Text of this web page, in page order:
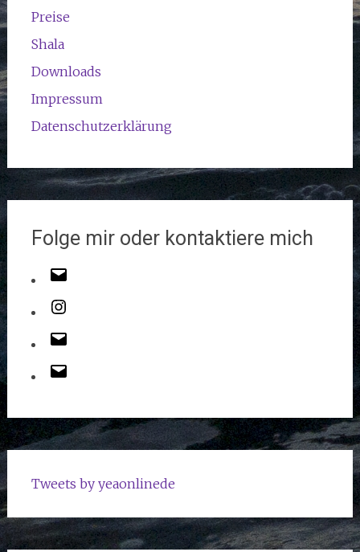
Preise
Shala
Downloads
Impressum
Datenschutzerklärung
Folge mir oder kontaktiere mich
Tweets by yeaonlinede